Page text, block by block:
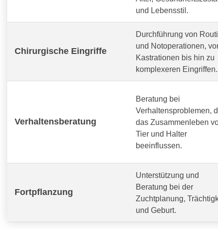
und Lebensstil.
Chirurgische Eingriffe
Durchführung von
und Notoperationen,
Kastrationen bis hin zu
komplexeren Eingriffen.
Verhaltensberatung
Beratung bei
Verhaltensproblemen,
das Zusammenleben
Tier und Halter
beeinflussen.
Fortpflanzung
Unterstützung und
Beratung bei der
Zuchtplanung,
und Geburt.